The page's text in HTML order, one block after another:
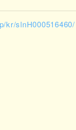
kr/slnH000516460/